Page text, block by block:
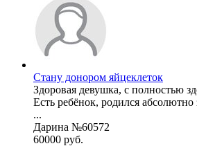
Стану донором яйцеклеток
Здоровая девушка, с полностью
Есть ребёнок, родился
...
Дарина №60572
60000 руб.